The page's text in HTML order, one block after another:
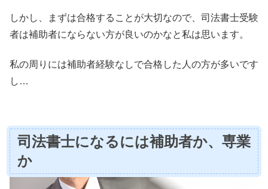
しかし、まずは合格することが大切なので、司法書士受験
者は補助者にならない方が良いのかなと私は思います。
私の周りには補助者経験なしで合格した人の方が多いです
し…
司法書士になるには補助者か、専業
か